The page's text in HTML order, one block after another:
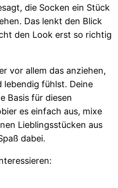
die Socken ein Stück
Das lenkt den Blick
den Look erst so richtig
vor allem das anziehen,
fühlst. Deine
Basis für diesen
es einfach aus, mixe
Lieblingsstücken aus
dabei.